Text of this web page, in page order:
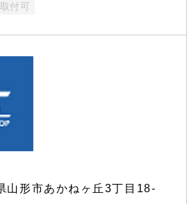
付可
形市あかねヶ丘3丁目18-